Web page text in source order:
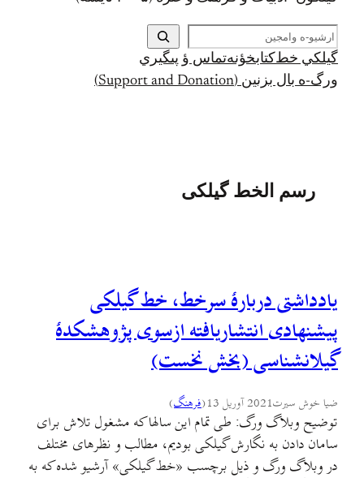
ج
س
ت
ج
گيلکي خط کتابخؤنهتماس ؤ پىگيري
ورگ-ه بال بزنين (Support and Donation)
رسم الخط گیلکی
یادداشتی دربارهٔ سرخط، خط گیلکی
پیشنهادی انتشاریافته ازسوی پژوهشکدهٔ
گیلانشناسی (بخش نخست)
ضیا خوش سیرت2021 آوریل 13 (فرهنگ)
توضیح وبلاگ ورگ: طی تمام این سالها که مشغول تلاش برای
سامان دادن به نگارش گیلکی بودیم، مطالب و نظرهای مختلف
در وبلاگ ورگ و ذیل برچسب «خط گیلکی» آرشیو شده که به